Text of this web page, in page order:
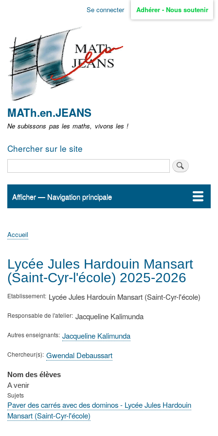
Aller
non
identifié
Se connecter Adhérer - Nous soutenir
MATh.en.JEANS
Ne subissons pas les maths, vivons les !
Chercher sur le site
Navigation
Afficher — Navigation principale
Accueil
ActualitésMATh.en.JEANS ?
Régions et Ateliers
Créer, gérer un atelier
Sujets/Publications
Congrès
d'Ariane
Accueil
Lycée Jules Hardouin Mansart
(Saint-Cyr-l'école) 2025-2026
Etablissement Lycée Jules Hardouin Mansart (Saint-Cyr-l'école)
Responsable de l'atelier Jacqueline Kalimunda
Autres enseignants Jacqueline Kalimunda
Chercheur(s) Gwendal Debaussart
Nom des élèves
A venir
Sujets
Paver des carrés avec des dominos - Lycée Jules Hardouin
Mansart (Saint-Cyr-l'école)